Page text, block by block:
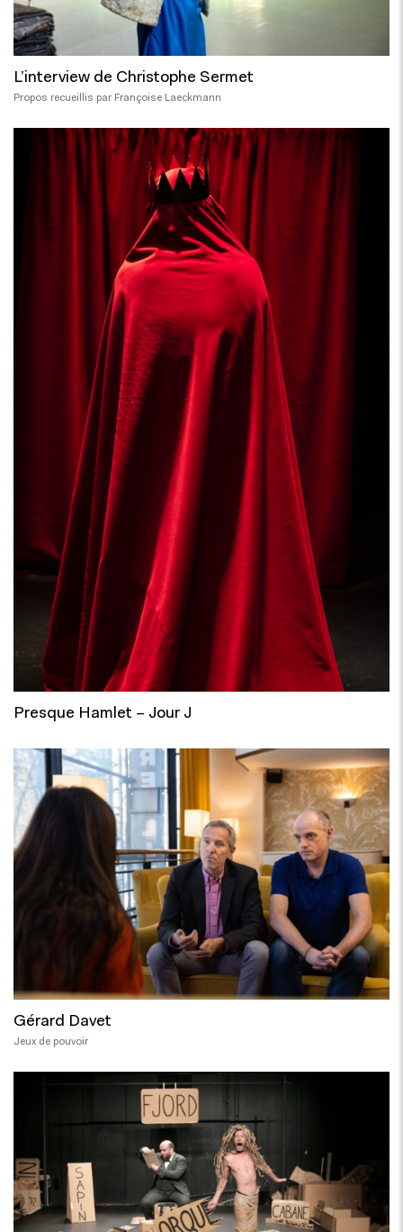
L’interview de Christophe Sermet
Propos recueillis par Françoise Laeckmann
Presque Hamlet – Jour J
Gérard Davet
Jeux de pouvoir